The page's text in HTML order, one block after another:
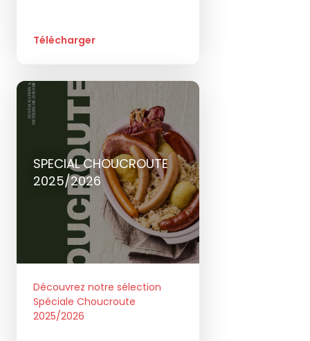
Télécharger
SPECIAL CHOUCROUTE
2025/2026
Découvrez notre sélection
Spéciale Choucroute
2025/2026